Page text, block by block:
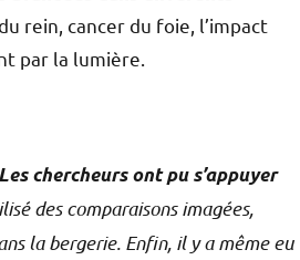
rein, cancer du foie, l’impact
par la lumière.
Les chercheurs ont pu s’appuyer
des comparaisons imagées,
la bergerie. Enfin, il y a même eu